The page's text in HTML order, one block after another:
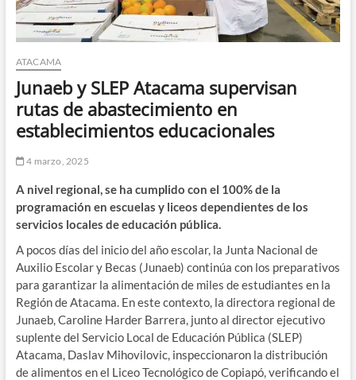
ATACAMA
Junaeb y SLEP Atacama supervisan
rutas de abastecimiento en
establecimientos educacionales
4 marzo, 2025
A nivel regional, se ha cumplido con el 100% de la
programación en escuelas y liceos dependientes de los
servicios locales de educación pública.
A pocos días del inicio del año escolar, la Junta Nacional de
Auxilio Escolar y Becas (Junaeb) continúa con los preparativos
para garantizar la alimentación de miles de estudiantes en la
Región de Atacama. En este contexto, la directora regional de
Junaeb, Caroline Harder Barrera, junto al director ejecutivo
suplente del Servicio Local de Educación Pública (SLEP)
Atacama, Daslav Mihovilovic, inspeccionaron la distribución
de alimentos en el Liceo Tecnológico de Copiapó, verificando el